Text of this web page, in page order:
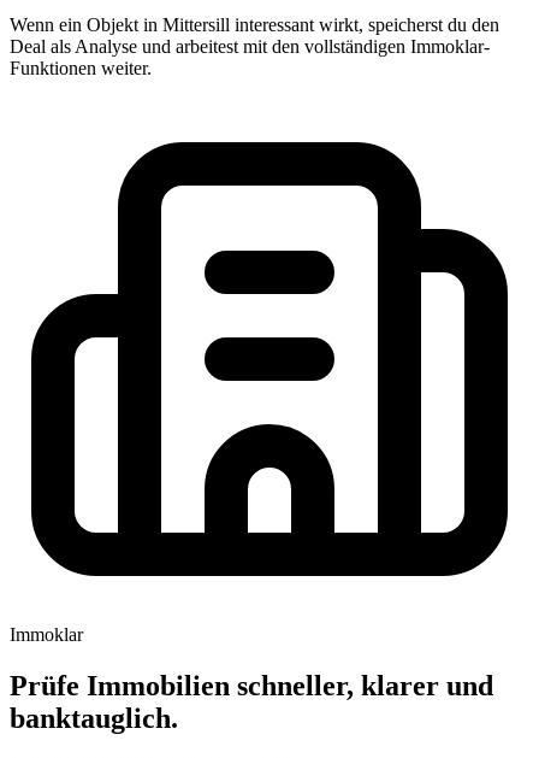
Wenn ein Objekt in Mittersill interessant wirkt, speicherst du den
Deal als Analyse und arbeitest mit den vollständigen Immoklar-
Funktionen weiter.
Immoklar
Prüfe Immobilien schneller, klarer und
banktauglich.